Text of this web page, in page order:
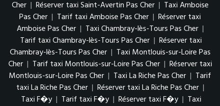
Cher | Réserver taxi Saint-Avertin Pas Cher | Taxi Amboise
Pas Cher | Tarif taxi Amboise Pas Cher | Réserver taxi
Amboise Pas Cher | Taxi Chambray-lès-Tours Pas Cher |
Tarif taxi Chambray-lès-Tours Pas Cher | Réserver taxi
Chambray-lès-Tours Pas Cher | Taxi Montlouis-sur-Loire Pas
Cher | Tarif taxi Montlouis-sur-Loire Pas Cher | Réserver taxi
Montlouis-sur-Loire Pas Cher | Taxi La Riche Pas Cher | Tarif
taxi La Riche Pas Cher | Réserver taxi La Riche Pas Cher |
Taxi F�y | Tarif taxi F�y | Réserver taxi F�y | Taxi